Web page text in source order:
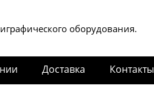
оборудования.
Доставка Контакты